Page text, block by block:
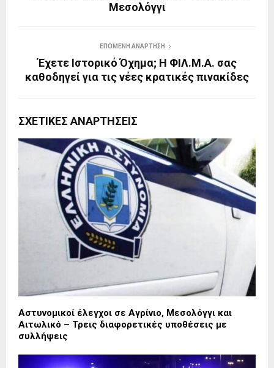
Μεσολόγγι
ΕΠΌΜΕΝΗ ΑΝΆΡΤΗΣΗ
Έχετε Ιστορικό Όχημα; Η ΦΙΛ.Μ.Α. σας
καθοδηγεί για τις νέες κρατικές πινακίδες
ΣΧΕΤΙΚΈΣ ΑΝΑΡΤΉΣΕΙΣ
Αστυνομικοί έλεγχοι σε Αγρίνιο, Μεσολόγγι και
Αιτωλικό – Τρεις διαφορετικές υποθέσεις με
συλλήψεις